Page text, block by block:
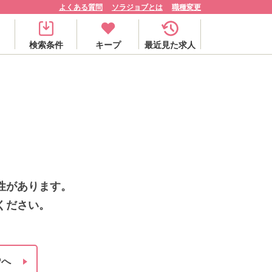
よくある質問 ソラジョブとは 職種変更
検索条件 キープ 最近見た求人
あります。
さい。